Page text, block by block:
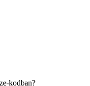
kodban?